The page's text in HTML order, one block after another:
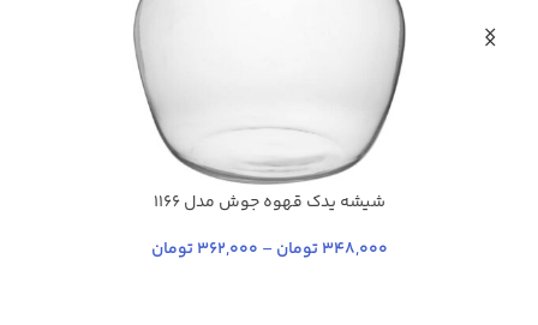
سفید
شیشه یدک قهوه جوش مدل 1166
348,000 تومان –
362,000 تومان